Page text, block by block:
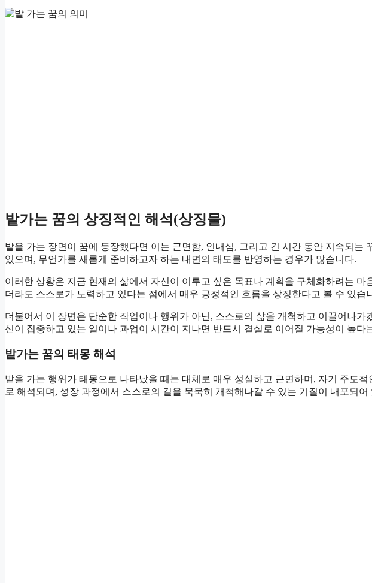
밭가는 꿈의 상징적인 해석(상징물)
밭을 가는 장면이 꿈에 등장했다면 이는 근면함, 인내심, 그리고 긴 시간 동안 지속되는
있으며, 무언가를 새롭게 준비하고자 하는 내면의 태도를 반영하는 경우가 많습니다.
이러한 상황은 지금 현재의 삶에서 자신이 이루고 싶은 목표나 계획을 구체화하려는
더라도 스스로가 노력하고 있다는 점에서 매우 긍정적인 흐름을 상징한다고 볼 수 있습
더불어서 이 장면은 단순한 작업이나 행위가 아닌, 스스로의 삶을 개척하고 이끌어나
신이 집중하고 있는 일이나 과업이 시간이 지나면 반드시 결실로 이어질 가능성이 높다
밭가는 꿈의 태몽 해석
밭을 가는 행위가 태몽으로 나타났을 때는 대체로 매우 성실하고 근면하며, 자기 주도
로 해석되며, 성장 과정에서 스스로의 길을 묵묵히 개척해나갈 수 있는 기질이 내포되어